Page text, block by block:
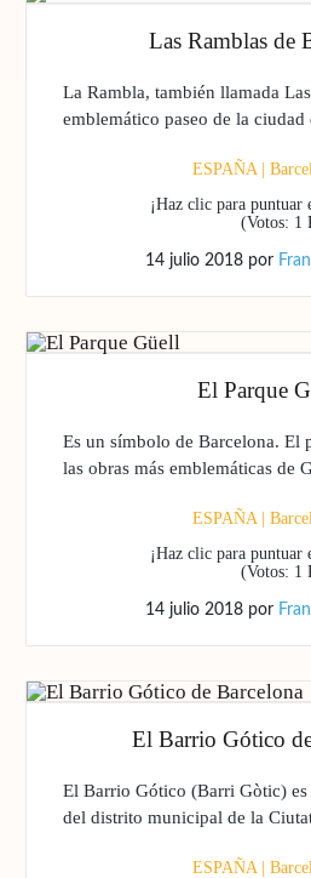
Las Ramblas de
La Rambla, también llamada
emblemático paseo de la ciudad
ESPAÑA|
¡Haz clic para puntuar
(Votos: 1
14 julio 2018 por
El Parque
Es un símbolo de Barcelona. El
las obras más emblemáticas de
ESPAÑA|
¡Haz clic para puntuar
(Votos: 1
14 julio 2018 por
El Barrio Gótico
El Barrio Gótico (Barri Gòtic) es
del distrito municipal de la
ESPAÑA|